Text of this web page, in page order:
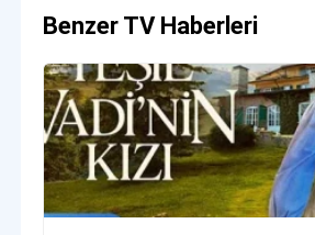
Benzer TV Haberleri